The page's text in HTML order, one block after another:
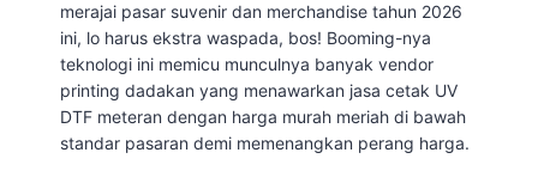
merajai pasar suvenir dan merchandise tahun 2026
ini, lo harus ekstra waspada, bos! Booming-nya
teknologi ini memicu munculnya banyak vendor
printing dadakan yang menawarkan jasa cetak UV
DTF meteran dengan harga murah meriah di bawah
standar pasaran demi memenangkan perang harga.